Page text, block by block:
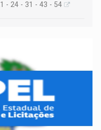
- 24 - 31 - 43 - 54